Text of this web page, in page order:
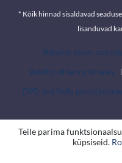
* Kõik hinnad sisaldavad
lisanduvad
Shipping terms and
Validity of terms of sales
DPD and Itella parcel
Teile parima
küpsiseid.